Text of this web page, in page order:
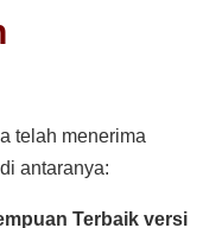
telah menerima
antaranya:
Terbaik versi